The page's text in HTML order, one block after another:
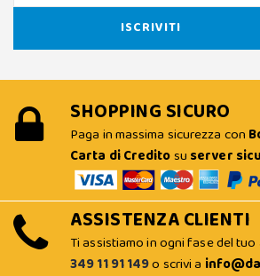
SHOPPING SICURO
Paga in massima sicurezza con
Carta di Creditosu server
ASSISTENZA CLIENTI
Ti assistiamo in ogni fase del
349 11 91 149o scrivi a